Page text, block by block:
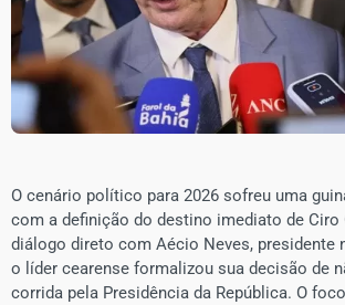
​O cenário político para 2026 sofreu uma
com a definição do destino imediato de Ciro
diálogo direto com Aécio Neves, presidente
o líder cearense formalizou sua decisão de
corrida pela Presidência da República. O